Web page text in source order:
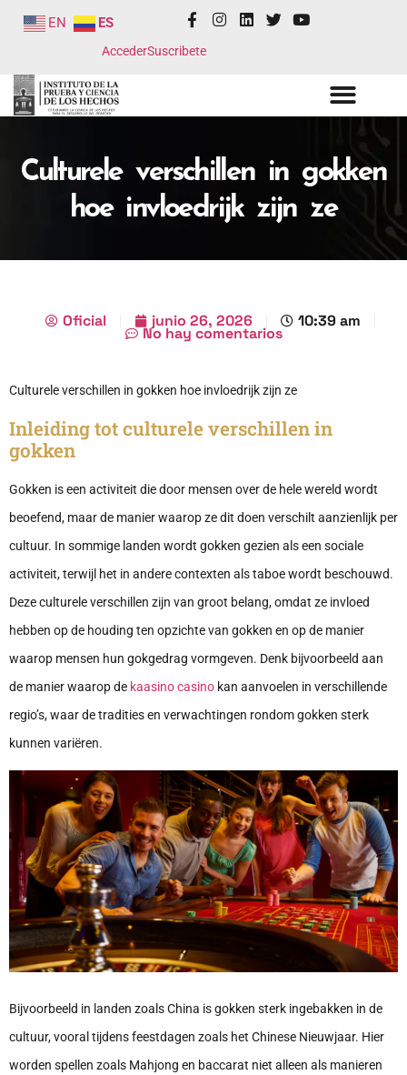
EN ES
AccederSuscribete
Culturele verschillen in gokken
hoe invloedrijk zijn ze
Oficial junio 26, 2026 10:39 am
No hay comentarios
Culturele verschillen in gokken hoe invloedrijk zijn ze
Inleiding tot culturele verschillen in
gokken
Gokken is een activiteit die door mensen over de hele wereld wordt
beoefend, maar de manier waarop ze dit doen verschilt aanzienlijk per
cultuur. In sommige landen wordt gokken gezien als een sociale
activiteit, terwijl het in andere contexten als taboe wordt beschouwd.
Deze culturele verschillen zijn van groot belang, omdat ze invloed
hebben op de houding ten opzichte van gokken en op de manier
waarop mensen hun gokgedrag vormgeven. Denk bijvoorbeeld aan
de manier waarop de kaasino casino kan aanvoelen in verschillende
regio’s, waar de tradities en verwachtingen rondom gokken sterk
kunnen variëren.
Bijvoorbeeld in landen zoals China is gokken sterk ingebakken in de
cultuur, vooral tijdens feestdagen zoals het Chinese Nieuwjaar. Hier
worden spellen zoals Mahjong en baccarat niet alleen als manieren